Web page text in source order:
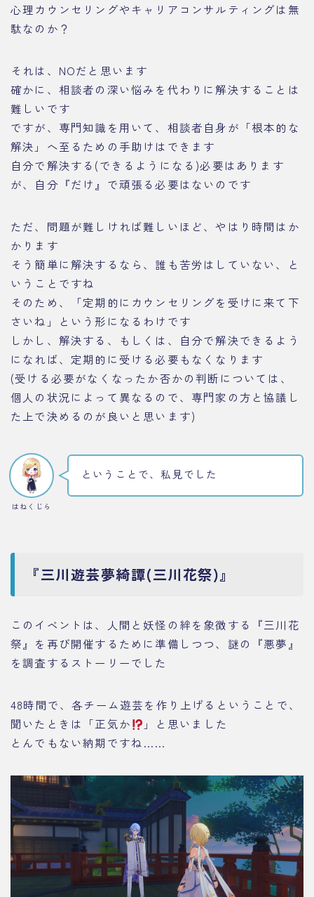
心理カウンセリングやキャリアコンサルティングは無
駄なのか？
それは、NOだと思います
確かに、相談者の深い悩みを代わりに解決することは
難しいです
ですが、専門知識を用いて、相談者自身が「根本的な
解決」へ至るための手助けはできます
自分で解決する(できるようになる)必要はあります
が、自分『だけ』で頑張る必要はないのです
ただ、問題が難しければ難しいほど、やはり時間はか
かります
そう簡単に解決するなら、誰も苦労はしていない、と
いうことですね
そのため、「定期的にカウンセリングを受けに来て下
さいね」という形になるわけです
しかし、解決する、もしくは、自分で解決できるよう
になれば、定期的に受ける必要もなくなります
(受ける必要がなくなったか否かの判断については、
個人の状況によって異なるので、専門家の方と協議し
た上で決めるのが良いと思います)
はねくじら
ということで、私見でした
『三川遊芸夢綺譚(三川花祭)』
このイベントは、人間と妖怪の絆を象徴する『三川花
祭』を再び開催するために準備しつつ、謎の『悪夢』
を調査するストーリーでした
48時間で、各チーム遊芸を作り上げるということで、
聞いたときは「正気か
」と思いました
とんでもない納期ですね……